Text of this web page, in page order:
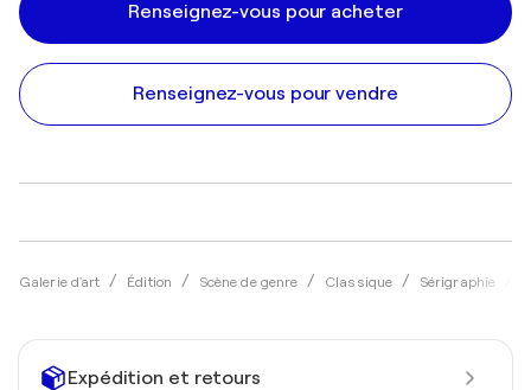
Galerie d'art Édition Scène de genre Classique Sérigraphie
Renseignez-vous pour acheter
Renseignez-vous pour vendre
Expédition et retours